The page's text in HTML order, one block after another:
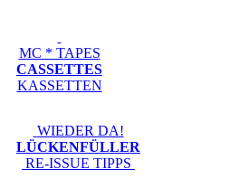
MC * TAPES
CASSETTES
KASSETTEN
WIEDER DA!
LÜCKENFÜLLER
RE-ISSUE TIPPS